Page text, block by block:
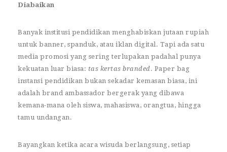
Diabaikan
Banyak institusi pendidikan menghabiskan jutaan rupiah
untuk banner, spanduk, atau iklan digital. Tapi ada satu
media promosi yang sering terlupakan padahal punya
kekuatan luar biasa: tas kertas branded. Paper bag
instansi pendidikan bukan sekadar kemasan biasa, ini
adalah brand ambassador bergerak yang dibawa
kemana-mana oleh siswa, mahasiswa, orangtua, hingga
tamu undangan.
Bayangkan ketika acara wisuda berlangsung, setiap